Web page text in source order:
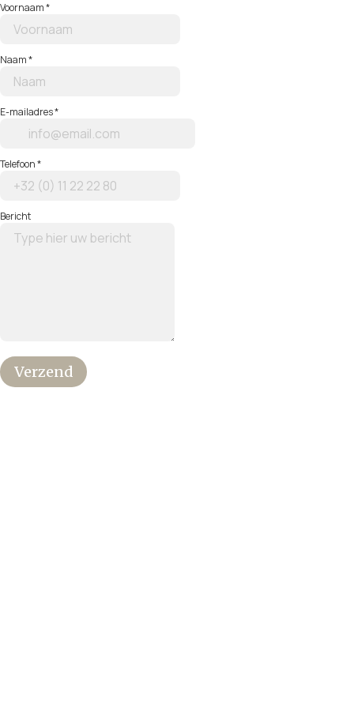
Voornaam*
Naam*
E-mailadres*
Telefoon*
Bericht
Verzend